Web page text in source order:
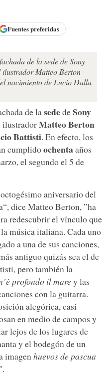
Fuentes preferidas
de la sede de Sony
Matteo Berton
nacimiento de Lucio Dalla
de lasededeSony
ilustradorMatteo Berton
Battisti. En efecto, los
cumplidoochentaaños
el segundo el 5 de
aniversario del
dice Matteo Berton, ”ha
redescubrir el vínculo que
música italiana. Cada uno
a una de sus canciones,
antiguo quizás sea el de
pero también la
profondo il marey las
con la guitarra.
alegórica, casi
en medio de campos y
lejos de los lugares de
y el bodegón de un
imagen huevos de pascua